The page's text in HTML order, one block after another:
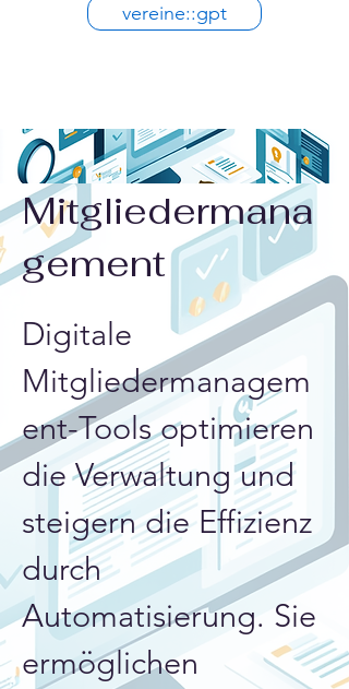
vereine::gpt
Mitgliedermana
gement
Digitale
Mitgliedermanagem
ent-Tools optimieren
die Verwaltung und
steigern die Effizienz
durch
Automatisierung. Sie
ermöglichen